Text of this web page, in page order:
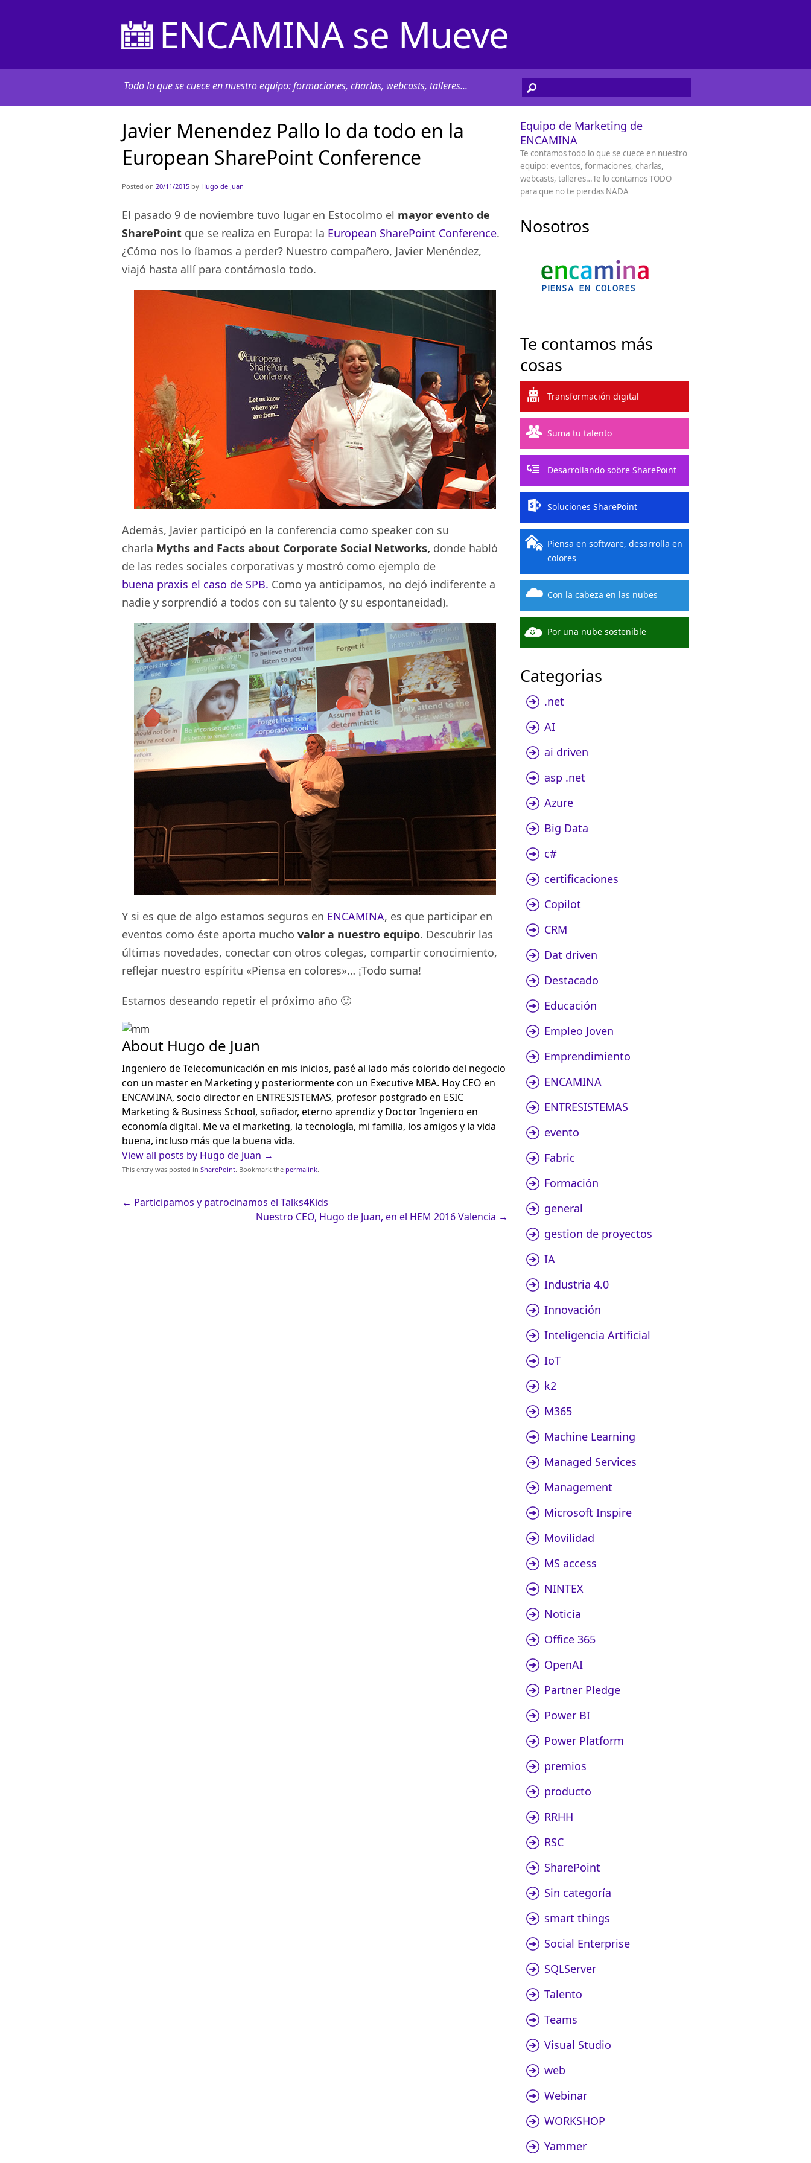
ENCAMINA se Mueve
Todo lo que se cuece en nuestro equipo: formaciones, charlas, webcasts, talleres...
Javier Menendez Pallo lo da todo en la
European SharePoint Conference
Posted on 20/11/2015 by Hugo de Juan
El pasado 9 de noviembre tuvo lugar en Estocolmo el mayor evento de
SharePoint que se realiza en Europa: la European SharePoint Conference.
¿Cómo nos lo íbamos a perder? Nuestro compañero, Javier Menéndez,
viajó hasta allí para contárnoslo todo.
Además, Javier participó en la conferencia como speaker con su
charla Myths and Facts about Corporate Social Networks, donde habló
de las redes sociales corporativas y mostró como ejemplo de
buena praxis el caso de SPB. Como ya anticipamos, no dejó indiferente a
nadie y sorprendió a todos con su talento (y su espontaneidad).
Y si es que de algo estamos seguros en ENCAMINA, es que participar en
eventos como éste aporta mucho valor a nuestro equipo. Descubrir las
últimas novedades, conectar con otros colegas, compartir conocimiento,
reflejar nuestro espíritu «Piensa en colores»… ¡Todo suma!
Estamos deseando repetir el próximo año 🙂
About Hugo de Juan
Ingeniero de Telecomunicación en mis inicios, pasé al lado más colorido del negocio
con un master en Marketing y posteriormente con un Executive MBA. Hoy CEO en
ENCAMINA, socio director en ENTRESISTEMAS, profesor postgrado en ESIC
Marketing & Business School, soñador, eterno aprendiz y Doctor Ingeniero en
economía digital. Me va el marketing, la tecnología, mi familia, los amigos y la vida
buena, incluso más que la buena vida.
View all posts by Hugo de Juan →
This entry was posted in SharePoint . Bookmark the permalink
← Participamos y patrocinamos el Talks4Kids
Nuestro CEO, Hugo de Juan, en el HEM 2016 Valencia →
Equipo de Marketing de
ENCAMINA
Te contamos todo lo que se cuece en nuestro
equipo: eventos, formaciones, charlas,
webcasts, talleres…Te lo contamos TODO
para que no te pierdas NADA
Nosotros
Te contamos más
cosas
Transformación digital
Suma tu talento
Desarrollando sobre SharePoint
Soluciones SharePoint
Piensa en software, desarrolla en
colores
Con la cabeza en las nubes
Por una nube sostenible
Categorias
.net
AI
ai driven
asp .net
Azure
Big Data
c#
certificaciones
Copilot
CRM
Dat driven
Destacado
Educación
Empleo Joven
Emprendimiento
ENCAMINA
ENTRESISTEMAS
evento
Fabric
Formación
general
gestion de proyectos
IA
Industria 4.0
Innovación
Inteligencia Artificial
IoT
k2
M365
Machine Learning
Managed Services
Management
Microsoft Inspire
Movilidad
MS access
NINTEX
Noticia
Office 365
OpenAI
Partner Pledge
Power BI
Power Platform
premios
producto
RRHH
RSC
SharePoint
Sin categoría
smart things
Social Enterprise
SQLServer
Talento
Teams
Visual Studio
web
Webinar
WORKSHOP
Yammer